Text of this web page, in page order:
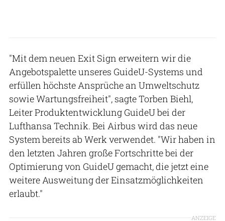
"Mit dem neuen Exit Sign erweitern wir die
Angebotspalette unseres GuideU-Systems und
erfüllen höchste Ansprüche an Umweltschutz
sowie Wartungsfreiheit", sagte Torben Biehl,
Leiter Produktentwicklung GuideU bei der
Lufthansa Technik. Bei Airbus wird das neue
System bereits ab Werk verwendet. "Wir haben in
den letzten Jahren große Fortschritte bei der
Optimierung von GuideU gemacht, die jetzt eine
weitere Ausweitung der Einsatzmöglichkeiten
erlaubt."
ANZEIGE